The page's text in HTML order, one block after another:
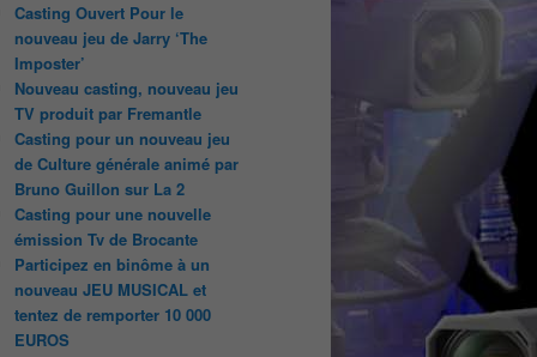
Casting Ouvert Pour le
nouveau jeu de Jarry ‘The
Imposter’
Nouveau casting, nouveau jeu
TV produit par Fremantle
Casting pour un nouveau jeu
de Culture générale animé par
Bruno Guillon sur La 2
Casting pour une nouvelle
émission Tv de Brocante
Participez en binôme à un
nouveau JEU MUSICAL et
tentez de remporter 10 000
EUROS